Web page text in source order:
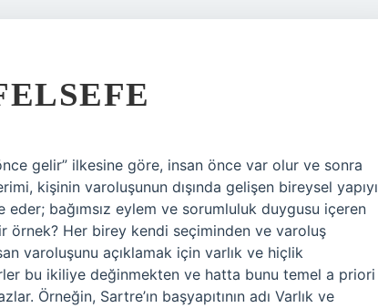
gelir” ilkesine göre, insan önce var olur ve sonra
kişinin varoluşunun dışında gelişen bireysel yapıyı
eder; bağımsız eylem ve sorumluluk duygusu içeren
örnek? Her birey kendi seçiminden ve varoluş
varoluşunu açıklamak için varlık ve hiçlik
bu ikiliye değinmekten ve hatta bunu temel a priori
Örneğin, Sartre’ın başyapıtının adı Varlık ve